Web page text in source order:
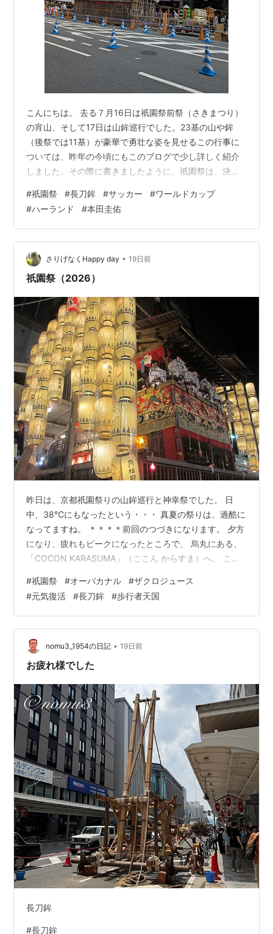
こんにちは。 去る７月16日は祇園祭前祭（さきまつり）
の宵山、そして17日は山鉾巡行でした。23基の山や鉾
（後祭では11基）が豪華で勇壮な姿を見せるこの行事に
ついては、昨年の今頃にもこのブログで少し詳しく紹介
しました。その際に書きましたように、祇園祭は、決し
の「山鉾町」と呼ばれる地域が主体となって進められる
八坂神社の祭、神事です。ただ、それでも、山や鉾が建
てられたというニュースに接し、また、「コンコンチキ
チン」というお囃子の音を耳にすると、京都に住む人々
は「ああ、真夏がやってきたなあ」と感慨深くなるので
す。 下の写真は、山鉾巡行で必ず先頭を行く…
#祇園祭 #長刀鉾 #サッカー #ワールドカップ
#ハーランド #本田圭佑
さりげなくHappy day • 19日前
祇園祭（2026）
昨日は、京都祇園祭りの山鉾巡行と神幸祭でした。 日
中、38℃にもなったという・・・ 真夏の祭りは、過酷に
なってますね。 ＊＊＊＊前回のつづきになります。 夕方
になり、疲れもピークになったところで、 烏丸にある、
「COCON KARASUMA」（ここん からすま）へ、 この
く、どこでも入れたら良かったので、 「ビールって、あ
りますか？」（ありました） 冷えたビールを、クーーー
ーーと飲みたい。 フランスの大衆的オープンカフェ風だ
そうです。 席は、結構空いていたので、余裕。 メニュー
を見ると、この⤵ザクロジュースが美味しそうで～！ 今
は、ビールより…
#祇園祭 #オーバカナル #ザクロジュース
#元気復活 #長刀鉾 #歩行者天国
nomu3_1954の日記 • 19日前
お疲れ様でした
長刀鉾
#長刀鉾